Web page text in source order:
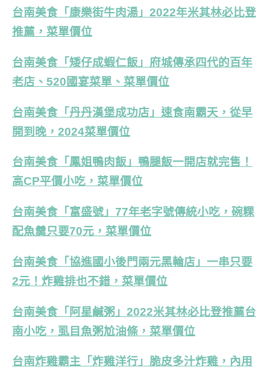
台南美食「康樂街牛肉湯」2022年米其林必比登
推薦，菜單價位
台南美食「矮仔成蝦仁飯」府城傳承四代的百年
老店、520國宴菜單、菜單價位
台南美食「丹丹漢堡成功店」速食南霸天，從早
開到晚，2024菜單價位
台南美食「鳳姐鴨肉飯」鴨腿飯一開店就完售！
高CP平價小吃，菜單價位
台南美食「富盛號」77年老字號傳統小吃，碗粿
配魚羹只要70元，菜單價位
台南美食「協進國小後門兩元黑輪店」一串只要
2元！炸雞排也不錯，菜單價位
台南美食「阿星鹹粥」2022米其林必比登推薦台
南小吃，虱目魚粥尬油條，菜單價位
台南炸雞霸主「炸雞洋行」脆皮多汁炸雞，內用